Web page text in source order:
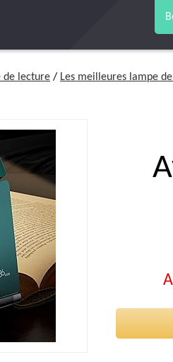
de lecture / Les meilleures lampe